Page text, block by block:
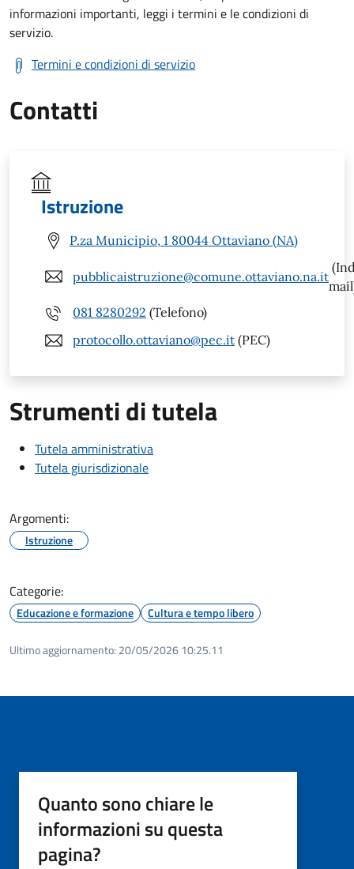
informazioni importanti, leggi i termini e le condizioni di
servizio.
Termini e condizioni di servizio
Contatti
Istruzione
P.za Municipio, 1 80044 Ottaviano (NA)
pubblicaistruzione@comune.ottaviano.na.it
081 8280292 (Telefono)
protocollo.ottaviano@pec.it (PEC)
Strumenti di tutela
Tutela amministrativa
Tutela giurisdizionale
Argomenti:
Istruzione
Categorie:
Educazione e formazione Cultura e tempo libero
Ultimo aggiornamento: 20/05/2026 10:25.11
Quanto sono chiare le
informazioni su questa
pagina?